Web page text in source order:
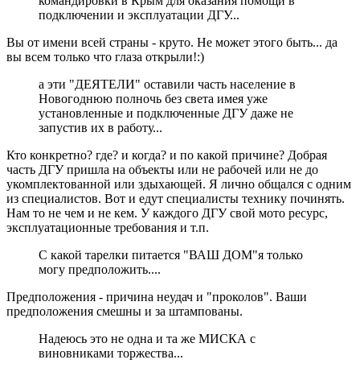
подключении и эксплуатации ДГУ...
Вы от имени всей страны - круто. Не может этого быть... да
вы всем только что глаза открыли!:)
а эти "ДЕЯТЕЛИ" оставили часть население в
Новогоднюю полночь без света имея уже
установленные и подключенные ДГУ даже не
запустив их в работу...
Кто конкретно? где? и когда? и по какой причине? Добрая
часть ДГУ пришла на объекты или не рабочей или не до
укомплектованной или здыхающей. Я лично общался с одним
из специалистов. Вот и едут специалисты технику починять.
Нам то не чем и не кем. У каждого ДГУ свой мото ресурс,
эксплуатационные требования и т.п.
С какой тарелки питается "ВАШ ДОМ"я только
могу предположить....
Предположения - причина неудач и "проколов". Ваши
предположения смешны и за штампованы.
Надеюсь это не одна и та же МИСКА с
виновниками торжества...